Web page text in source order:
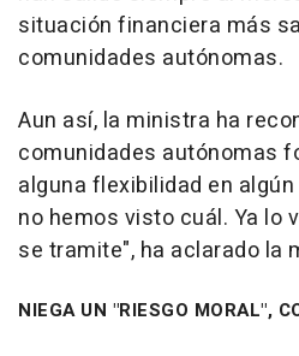
situación financiera más
comunidades autónomas.
Aun así, la ministra ha
comunidades autónomas
alguna flexibilidad en
no hemos visto cuál. Ya lo
se tramite", ha aclarado la
NIEGA UN "RIESGO MORAL",